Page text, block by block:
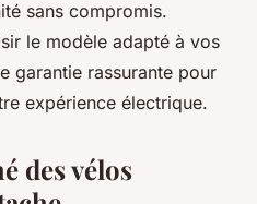
sans compromis.
le modèle adapté à vos
garantie rassurante pour
expérience électrique.
des vélos